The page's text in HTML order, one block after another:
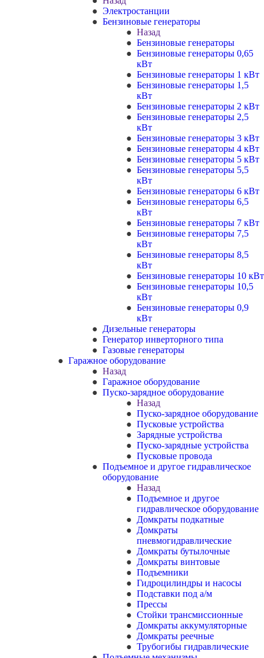
Электростанции
Бензиновые генераторы
Назад
Бензиновые генераторы
Бензиновые генераторы 0,65
кВт
Бензиновые генераторы 1 кВт
Бензиновые генераторы 1,5
кВт
Бензиновые генераторы 2 кВт
Бензиновые генераторы 2,5
кВт
Бензиновые генераторы 3 кВт
Бензиновые генераторы 4 кВт
Бензиновые генераторы 5 кВт
Бензиновые генераторы 5,5
кВт
Бензиновые генераторы 6 кВт
Бензиновые генераторы 6,5
кВт
Бензиновые генераторы 7 кВт
Бензиновые генераторы 7,5
кВт
Бензиновые генераторы 8,5
кВт
Бензиновые генераторы 10 кВт
Бензиновые генераторы 10,5
кВт
Бензиновые генераторы 0,9
кВт
Дизельные генераторы
Генератор инверторного типа
Газовые генераторы
Гаражное оборудование
Назад
Гаражное оборудование
Пуско-зарядное оборудование
Назад
Пуско-зарядное оборудование
Пусковые устройства
Зарядные устройства
Пуско-зарядные устройства
Пусковые провода
Подъемное и другое гидравлическое
оборудование
Назад
Подъемное и другое
гидравлическое оборудование
Домкраты подкатные
Домкраты
пневмогидравлические
Домкраты бутылочные
Домкраты винтовые
Подъемники
Гидроцилиндры и насосы
Подставки под а/м
Прессы
Стойки трансмиссионные
Домкраты аккумуляторные
Домкраты реечные
Трубогибы гидравлические